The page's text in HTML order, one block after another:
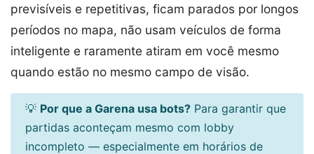
previsíveis e repetitivas, ficam parados por longos
períodos no mapa, não usam veículos de forma
inteligente e raramente atiram em você mesmo
quando estão no mesmo campo de visão.
💡 Por que a Garena usa bots? Para garantir que
partidas aconteçam mesmo com lobby
incompleto — especialmente em horários de